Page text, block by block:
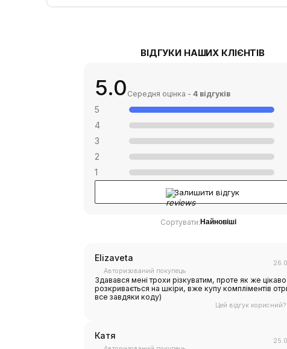
ВІДГУКИ НАШИХ КЛІЄНТІВ
5.0 Середня оцінка - 4 відгуків
5
4
3
2
1
Залишити відгук
Сортувати:Найновіші
Elizaveta
Авторизований покупець
Здавався мені трохи різкуватим, проте як же цікаво
розкривається на шкіри, вже купу компліментів
все завдяки коду)
Цей відгук корисний?
Катя